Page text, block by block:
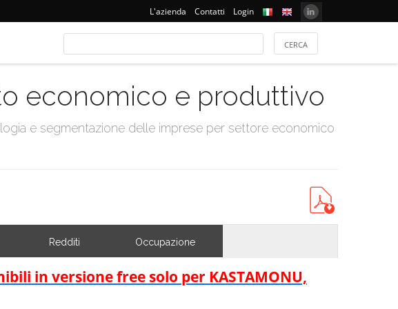
L'azienda Contatti Login
economico e produttivo
e segmentazione delle imprese per settore economico
Redditi Occupazione
in versione free solo per KASTAMONU,